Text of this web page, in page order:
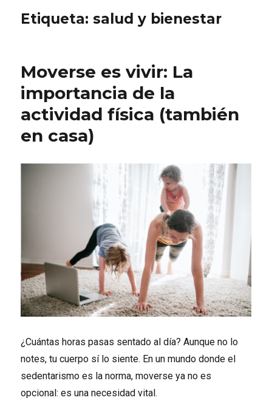
Etiqueta:salud y bienestar
Moverse es vivir: La
importancia de la
actividad física (también
en casa)
¿Cuántas horas pasas sentado al día? Aunque no lo
notes, tu cuerpo sí lo siente. En un mundo donde el
sedentarismo es la norma, moverse ya no es
opcional: es una necesidad vital.